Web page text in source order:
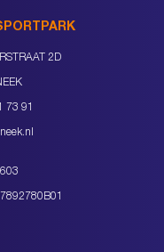
2D
73 91